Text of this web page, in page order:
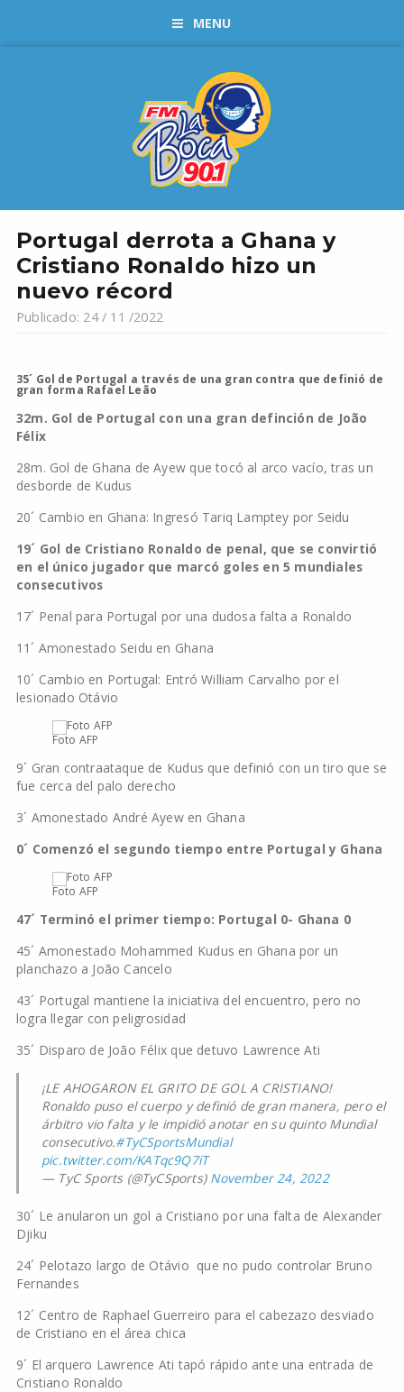
MENU
Portugal derrota a Ghana y
Cristiano Ronaldo hizo un
nuevo récord
Publicado: 24 / 11 /2022
35´ Gol de Portugal a través de una gran contra que definió de
gran forma Rafael Leão
32m. Gol de Portugal con una gran definción de João
Félix
28m. Gol de Ghana de Ayew que tocó al arco vacío, tras un
desborde de Kudus
20´ Cambio en Ghana: Ingresó Tariq Lamptey por Seidu
19´ Gol de Cristiano Ronaldo de penal, que se convirtió
en el único jugador que marcó goles en 5 mundiales
consecutivos
17´ Penal para Portugal por una dudosa falta a Ronaldo
11´ Amonestado Seidu en Ghana
10´ Cambio en Portugal: Entró William Carvalho por el
lesionado Otávio
Foto AFP
9´ Gran contraataque de Kudus que definió con un tiro que se
fue cerca del palo derecho
3´ Amonestado André Ayew en Ghana
0´ Comenzó el segundo tiempo entre Portugal y Ghana
Foto AFP
47´ Terminó el primer tiempo: Portugal 0- Ghana 0
45´ Amonestado Mohammed Kudus en Ghana por un
planchazo a João Cancelo
43´ Portugal mantiene la iniciativa del encuentro, pero no
logra llegar con peligrosidad
35´ Disparo de João Félix que detuvo Lawrence Ati
¡LE AHOGARON EL GRITO DE GOL A CRISTIANO!
Ronaldo puso el cuerpo y definió de gran manera, pero el
árbitro vio falta y le impidió anotar en su quinto Mundial
consecutivo.#TyCSportsMundial
pic.twitter.com/KATqc9Q7iT
— TyC Sports (@TyCSports) November 24, 2022
30´ Le anularon un gol a Cristiano por una falta de Alexander
Djiku
24´ Pelotazo largo de Otávio que no pudo controlar Bruno
Fernandes
12´ Centro de Raphael Guerreiro para el cabezazo desviado
de Cristiano en el área chica
9´ El arquero Lawrence Ati tapó rápido ante una entrada de
Cristiano Ronaldo